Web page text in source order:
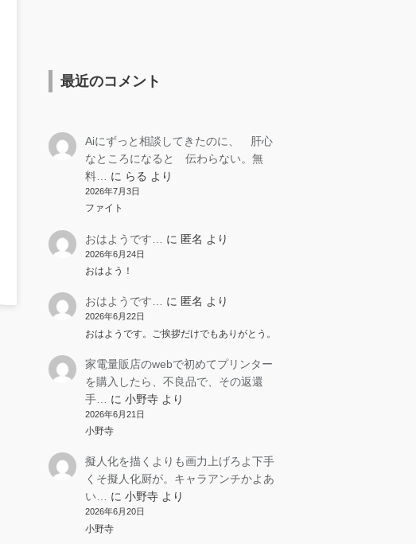
最近のコメント
Aiにずっと相談してきたのに、 肝心
なところになると 伝わらない。無
料…
に らる より
2026年7月3日
ファイト
おはようです… に 匿名 より
2026年6月24日
おはよう！
おはようです… に 匿名 より
2026年6月22日
おはようです。ご挨拶だけでもありがとう。
家電量販店のwebで初めてプリンター
を購入したら、不良品で、その返還
手…
に 小野寺より
2026年6月21日
小野寺
擬人化を描くよりも画力上げろよ下手
くそ擬人化厨が。キャラアンチかよあ
い…
に 小野寺より
2026年6月20日
小野寺